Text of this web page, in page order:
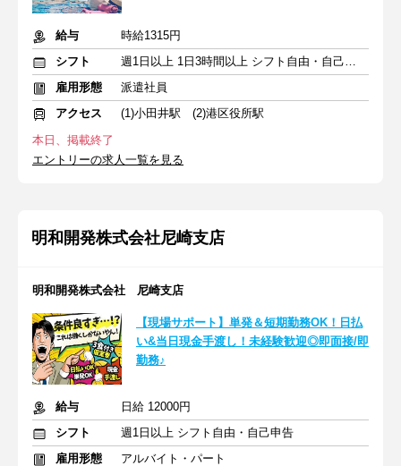
給与
時給1315円
シフト
週1日以上 1日3時間以上 シフト自由・自己申告
雇用形態
派遣社員
アクセス
(1)小田井駅 (2)港区役所駅
本日、掲載終了
エントリーの求人一覧を見る
明和開発株式会社尼崎支店
明和開発株式会社 尼崎支店
【現場サポート】単発＆短期勤務OK！日払
い&当日現金手渡し！未経験歓迎◎即面接/即
勤務♪
給与
日給 12000円
シフト
週1日以上 シフト自由・自己申告
雇用形態
アルバイト・パート